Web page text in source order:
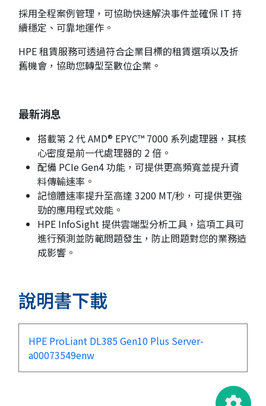
採用全程案例管理，可協助快速解決事件並確保 IT 持
續穩定、可靠地運作。
HPE 租賃服務可透過符合企業目標的租賃選項以及折
舊機會，協助您轉型至數位企業。
最新消息
搭載第 2 代 AMD® EPYC™ 7000 系列處理器，其核
心密度是前一代處理器的 2 倍。
配備 PCIe Gen4 功能，可提供更高頻寬並提升資
料傳輸速率。
記憶體速率提升至高達 3200 MT/秒，可提供更強
勁的應用程式效能。
HPE InfoSight 提供雲端型分析工具，這項工具可
進行預測並防範問題發生，防止問題對您的業務造
成影響。
說明書下載
HPE ProLiant DL385 Gen10 Plus Server-
a00073549enw